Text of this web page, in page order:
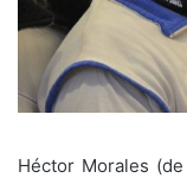
Héctor Morales